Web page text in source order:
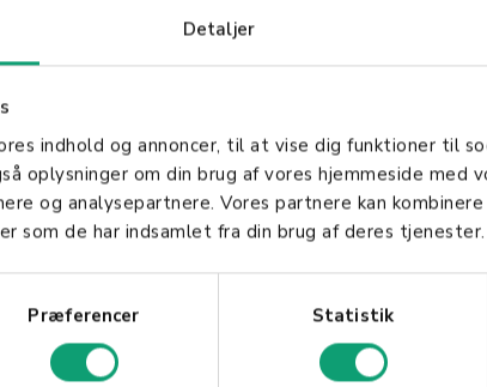
Detaljer
indhold og annoncer, til at vise dig funktioner til
oplysninger om din brug af vores hjemmeside med
og analysepartnere. Vores partnere kan
som de har indsamlet fra din brug af deres tjenester.
Præferencer Statistik
lagerbeholdning
hyllene dine aldri
Perfekt for små til
og effektivitet på
Fordeler:
Optimal flyt
Full kontroll
Varsler om